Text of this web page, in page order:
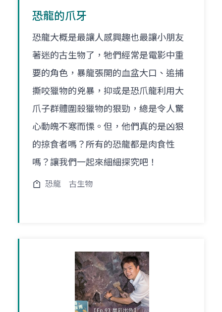
恐龍的爪牙
恐龍大概是最讓人感興趣也最讓小朋友
著迷的古生物了，牠們經常是電影中重
要的角色，暴龍張開的血盆大口、追捕
撕咬獵物的兇暴，抑或是恐爪龍利用大
爪子群體圍殺獵物的狠勁，總是令人驚
心動魄不寒而慄。但，他們真的是凶狠
的掠食者嗎？所有的恐龍都是肉食性
嗎？讓我們一起來細細探究吧！
恐龍 古生物